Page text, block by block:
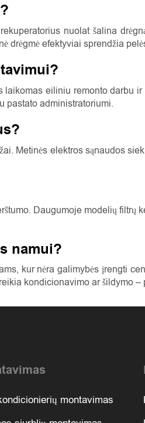
nuolat šalina
drėgmė efektyviai sprendžia
eiliniu remonto darbu
pastato administratoriumi.
Metinės elektros sąnaudos
Daugumoje modelių
namui?
kur nėra galimybės įrengti
kondicionavimo ar šildymo –
montavimas